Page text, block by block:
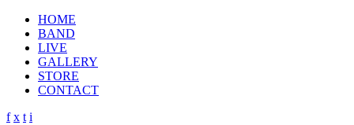
HOME
BAND
LIVE
GALLERY
STORE
CONTACT
f x t i